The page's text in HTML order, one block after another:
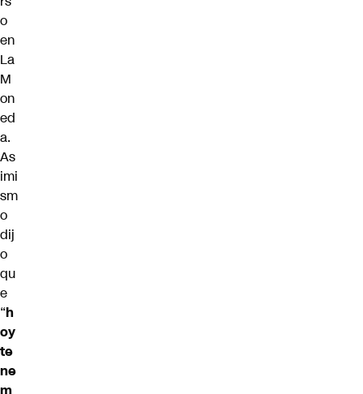
o
en
La
M
on
ed
a.
As
imi
sm
o
dij
o
qu
e
“h
oy
te
ne
m